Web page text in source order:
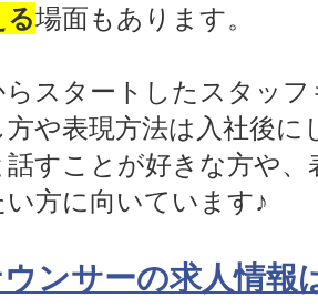
る場面もあります。
らスタートしたスタッ
方や表現方法は入社後
話すことが好きな方や、
方に向いています♪
ンサーの求人情報